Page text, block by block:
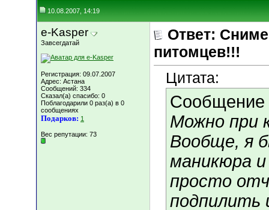
10.08.2007, 14:19
e-Kasper
Завсегдатай
Регистрация: 09.07.2007
Адрес: Астана
Сообщений: 334
Сказал(а) спасибо: 0
Поблагодарили 0 раз(а) в 0
сообщениях
Подарков: 1
Вес репутации: 73
Ответ:
питомцев!!!
Цитата:
Сообщение
Можно при
Вообще, я
маникюра
просто